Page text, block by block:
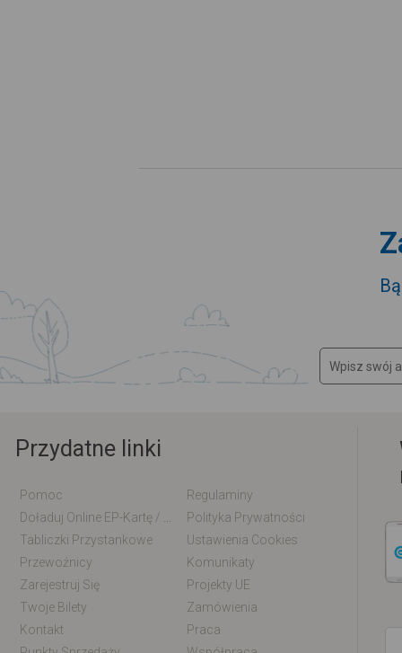
Przydatne linki
Pomoc
Regulaminy
Polityka Prywatności
Tabliczki Przystankowe
Ustawienia Cookies
Przewoźnicy
Komunikaty
Zarejestruj Się
Projekty UE
Twoje Bilety
Zamówienia
Kontakt
Praca